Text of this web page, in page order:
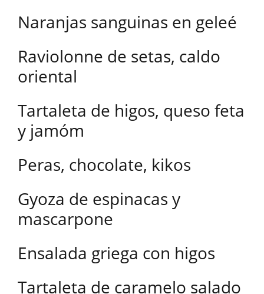
Naranjas sanguinas en geleé
Raviolonne de setas, caldo
oriental
Tartaleta de higos, queso feta
y jamóm
Peras, chocolate, kikos
Gyoza de espinacas y
mascarpone
Ensalada griega con higos
Tartaleta de caramelo salado